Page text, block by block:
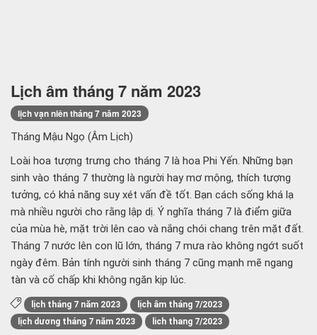
Lịch âm tháng 7 năm 2023
lịch vạn niên tháng 7 năm 2023
Tháng Mậu Ngọ (Âm Lịch)
Loài hoa tượng trưng cho tháng 7 là hoa Phi Yến. Những bạn
sinh vào tháng 7 thường là người hay mơ mộng, thích tượng
tưởng, có khả năng suy xét vấn đề tốt. Bạn cách sống khá lạ
mà nhiều người cho rằng lập dị. Ý nghĩa tháng 7 là điểm giữa
của mùa hè, mặt trời lên cao và nắng chói chang trên mặt đất.
Tháng 7 nước lên con lũ lớn, tháng 7 mưa rào không ngớt suốt
ngày đêm. Bản tính người sinh tháng 7 cũng mạnh mẽ ngang
tàn và cố chấp khi không ngăn kịp lúc.
lịch tháng 7 năm 2023
lịch âm tháng 7/2023
lịch dương tháng 7 năm 2023
lich thang 7/2023